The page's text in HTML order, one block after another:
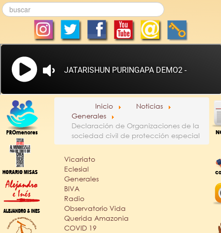
Inicio
Noticias
Generales
Declaración de Organizaciones de la
sociedad civil de protección especial
Vicariato
Eclesial
Generales
BIVA
Radio
Observatorio Vida
Querida Amazonia
COVID 19